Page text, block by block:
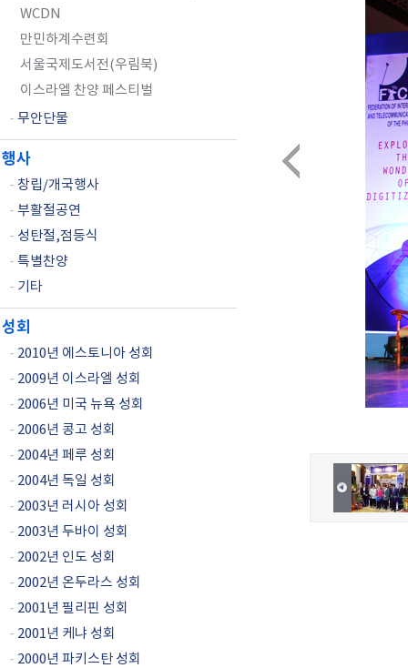
WCDN
만민하계수련회
서울국제도서전(우림북)
이스라엘 찬양 페스티벌
- 무안단물
행사
- 창립/개국행사
- 부활절공연
- 성탄절,점등식
- 특별찬양
- 기타
성회
- 2010년 에스토니아 성회
- 2009년 이스라엘 성회
- 2006년 미국 뉴욕 성회
- 2006년 콩고 성회
- 2004년 페루 성회
- 2004년 독일 성회
- 2003년 러시아 성회
- 2003년 두바이 성회
- 2002년 인도 성회
- 2002년 온두라스 성회
- 2001년 필리핀 성회
- 2001년 케냐 성회
- 2000년 파키스탄 성회